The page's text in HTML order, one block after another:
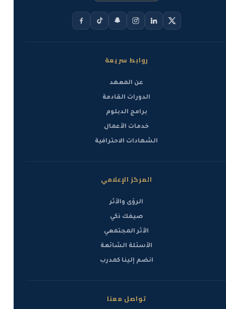
روابط سريعة
عن المعهد
الدورات القادمة
برامج الدبلوم
خدمات الأعمال
الشهادات الاحترافية
المركز الإعلامي
الرؤى والأثر
صيفك ذكي
الأثر المجتمعي
الأسئلة الشائعة
انضم إلينا كمدرب
تواصل معنا